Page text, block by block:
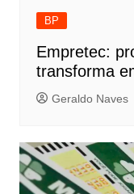
BP
Empretec:
transforma
Geraldo Naves